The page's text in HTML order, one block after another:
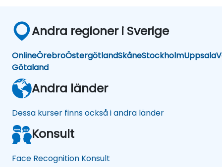
Andra regioner i Sverige
OnlineÖrebroÖstergötlandSkåneStockholmUppsala
Götaland
Andra länder
Dessa kurser finns också i andra länder
Konsult
Face Recognition Konsult